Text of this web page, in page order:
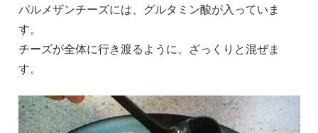
パルメザンチーズには、グルタミン酸が入っていま
す。
チーズが全体に行き渡るように、ざっくりと混ぜま
す。